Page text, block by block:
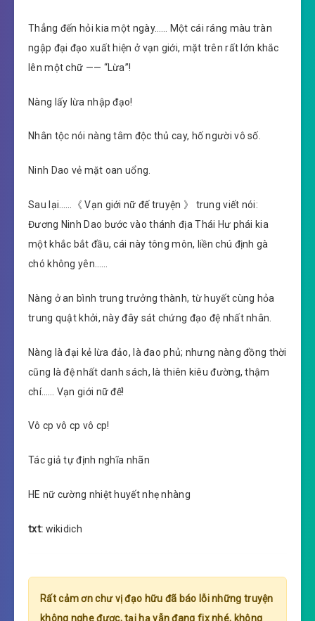
Thẳng đến hỏi kia một ngày…… Một cái ráng màu tràn
ngập đại đạo xuất hiện ở vạn giới, mặt trên rất lớn khắc
lên một chữ —— “Lừa”!
Nàng lấy lừa nhập đạo!
Nhân tộc nói nàng tâm độc thủ cay, hố người vô số.
Ninh Dao vẻ mặt oan uổng.
Sau lại……《 Vạn giới nữ đế truyện 》 trung viết nói:
Đương Ninh Dao bước vào thánh địa Thái Hư phái kia
một khắc bắt đầu, cái này tông môn, liền chú định gà
chó không yên……
Nàng ở an bình trung trưởng thành, từ huyết cùng hỏa
trung quật khởi, này đây sát chứng đạo đệ nhất nhân.
Nàng là đại kẻ lừa đảo, là đao phủ; nhưng nàng đồng thời
cũng là đệ nhất danh sách, là thiên kiêu đường, thậm
chí…… Vạn giới nữ đế!
Vô cp vô cp vô cp!
Tác giả tự định nghĩa nhãn
HE nữ cường nhiệt huyết nhẹ nhàng
txt: wikidich
Rất cảm ơn chư vị đạo hữu đã báo lỗi những truyện
không nghe được, tại hạ vẫn đang fix nhé, không